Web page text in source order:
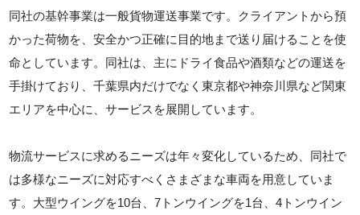
同社の基幹事業は一般貨物運送事業です。クライアントから預
かった荷物を、安全かつ正確に目的地まで送り届けることを使
命としています。同社は、主にドライ食品や酒類などの運送を
手掛けており、千葉県内だけでなく東京都や神奈川県など関東
エリアを中心に、サービスを展開しています。
物流サービスに求めるニーズは年々変化しているため、同社で
は多様なニーズに対応すべくさまざまな車両を用意していま
す。大型ウイングを10台、7トンウイングを1台、4トンウイン